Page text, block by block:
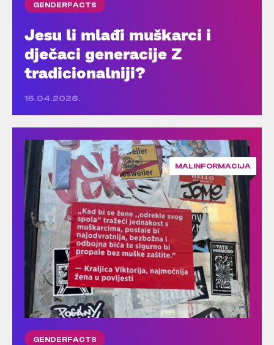
GENDERFACTS
Jesu li mlađi muškarci i
dječaci generacije Z
tradicionalniji?
15.04.2026.
MALINFORMACIJA
GENDERFACTS